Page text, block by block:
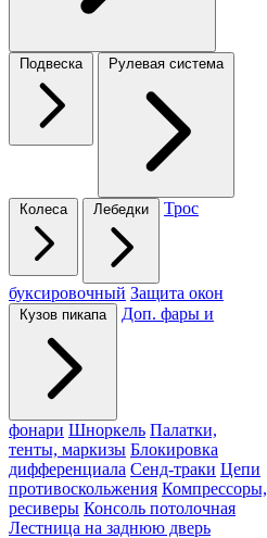
Подвеска Рулевая система
Колеса Лебедки Трос
буксировочный Защита окон
Кузов пикапа Доп. фары и
фонари Шноркель Палатки,
тенты, маркизы Блокировка
дифференциала Сенд-траки Цепи
противоскольжения Компрессоры,
ресиверы Консоль потолочная
Лестница на заднюю дверь